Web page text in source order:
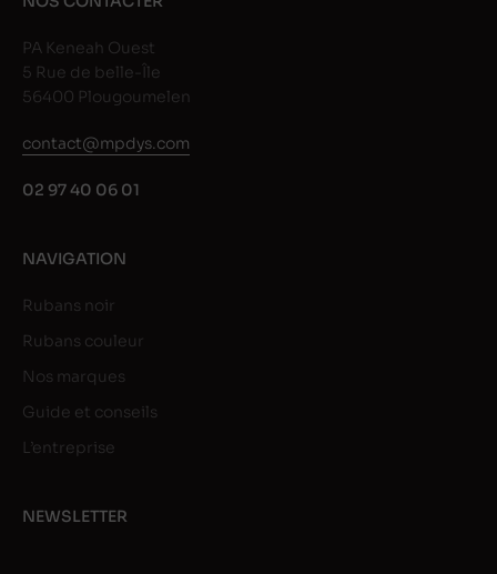
PA Keneah Ouest
5 Rue de belle-Île
56400 Plougoumelen
contact@mpdys.com
02 97 40 06 01
NAVIGATION
Rubans noir
Rubans couleur
Nos marques
Guide et conseils
L’entreprise
NEWSLETTER